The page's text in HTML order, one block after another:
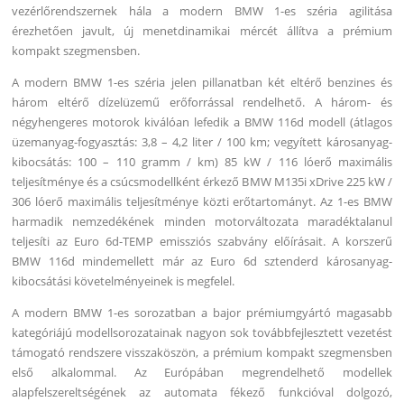
vezérlőrendszernek hála a modern BMW 1-es széria agilitása
érezhetően javult, új menetdinamikai mércét állítva a prémium
kompakt szegmensben.
A modern BMW 1-es széria jelen pillanatban két eltérő benzines és
három eltérő dízelüzemű erőforrással rendelhető. A három- és
négyhengeres motorok kiválóan lefedik a BMW 116d modell (átlagos
üzemanyag-fogyasztás: 3,8 – 4,2 liter / 100 km; vegyített károsanyag-
kibocsátás: 100 – 110 gramm / km) 85 kW / 116 lóerő maximális
teljesítménye és a csúcsmodellként érkező BMW M135i xDrive 225 kW /
306 lóerő maximális teljesítménye közti erőtartományt. Az 1-es BMW
harmadik nemzedékének minden motorváltozata maradéktalanul
teljesíti az Euro 6d-TEMP emissziós szabvány előírásait. A korszerű
BMW 116d mindemellett már az Euro 6d sztenderd károsanyag-
kibocsátási követelményeinek is megfelel.
A modern BMW 1-es sorozatban a bajor prémiumgyártó magasabb
kategóriájú modellsorozatainak nagyon sok továbbfejlesztett vezetést
támogató rendszere visszaköszön, a prémium kompakt szegmensben
első alkalommal. Az Európában megrendelhető modellek
alapfelszereltségének az automata fékező funkcióval dolgozó,